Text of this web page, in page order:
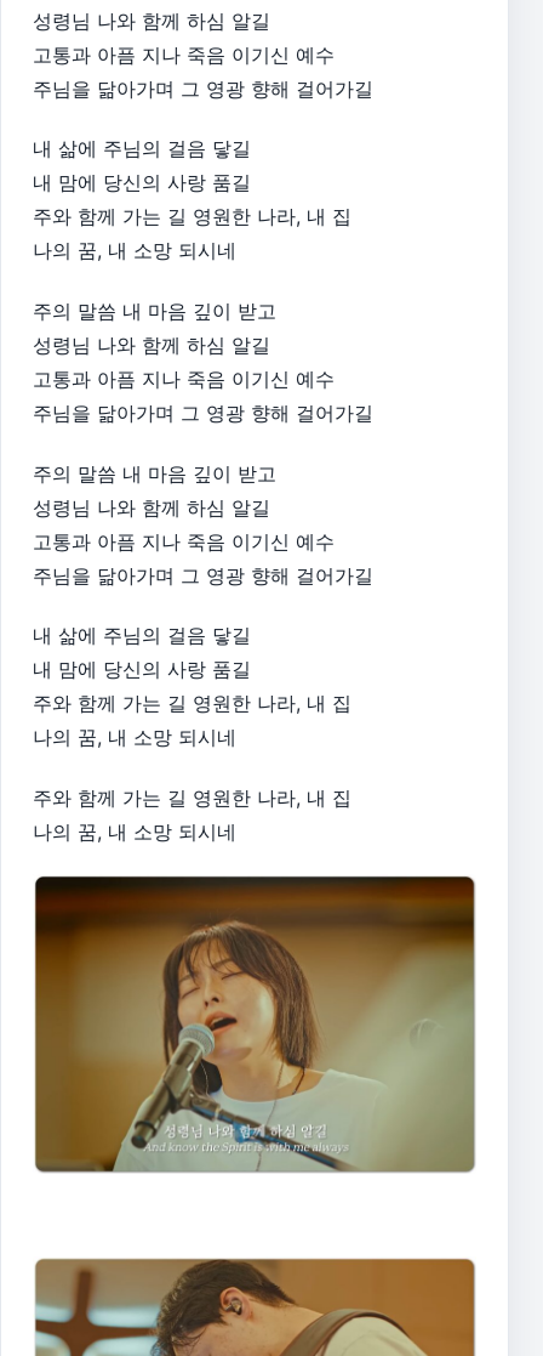
성령님 나와 함께 하심 알길
고통과 아픔 지나 죽음 이기신 예수
주님을 닮아가며 그 영광 향해 걸어가길
내 삶에 주님의 걸음 닿길
내 맘에 당신의 사랑 품길
주와 함께 가는 길 영원한 나라, 내 집
나의 꿈, 내 소망 되시네
주의 말씀 내 마음 깊이 받고
성령님 나와 함께 하심 알길
고통과 아픔 지나 죽음 이기신 예수
주님을 닮아가며 그 영광 향해 걸어가길
주의 말씀 내 마음 깊이 받고
성령님 나와 함께 하심 알길
고통과 아픔 지나 죽음 이기신 예수
주님을 닮아가며 그 영광 향해 걸어가길
내 삶에 주님의 걸음 닿길
내 맘에 당신의 사랑 품길
주와 함께 가는 길 영원한 나라, 내 집
나의 꿈, 내 소망 되시네
주와 함께 가는 길 영원한 나라, 내 집
나의 꿈, 내 소망 되시네